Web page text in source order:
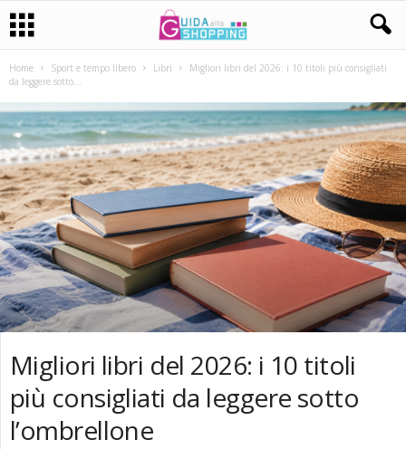
Home Sport e tempo libero Libri
Migliori libri del 2026: i 10 titoli più consigliati
da leggere sotto...
Migliori libri del 2026: i 10 titoli
più consigliati da leggere sotto
l’ombrellone